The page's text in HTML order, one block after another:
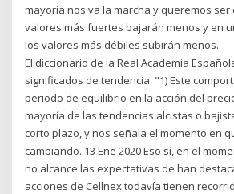
mayoría nos va la marcha y queremos ser
valores más fuertes bajarán menos y en
los valores más débiles subirán menos.
El diccionario de la Real Academia
significados de tendencia: "1) Este
periodo de equilibrio en la acción del
mayoría de las tendencias alcistas o
corto plazo, y nos señala el momento en
cambiando. 13 Ene 2020 Eso sí, en el
no alcance las expectativas de han
acciones de Cellnex todavía tienen